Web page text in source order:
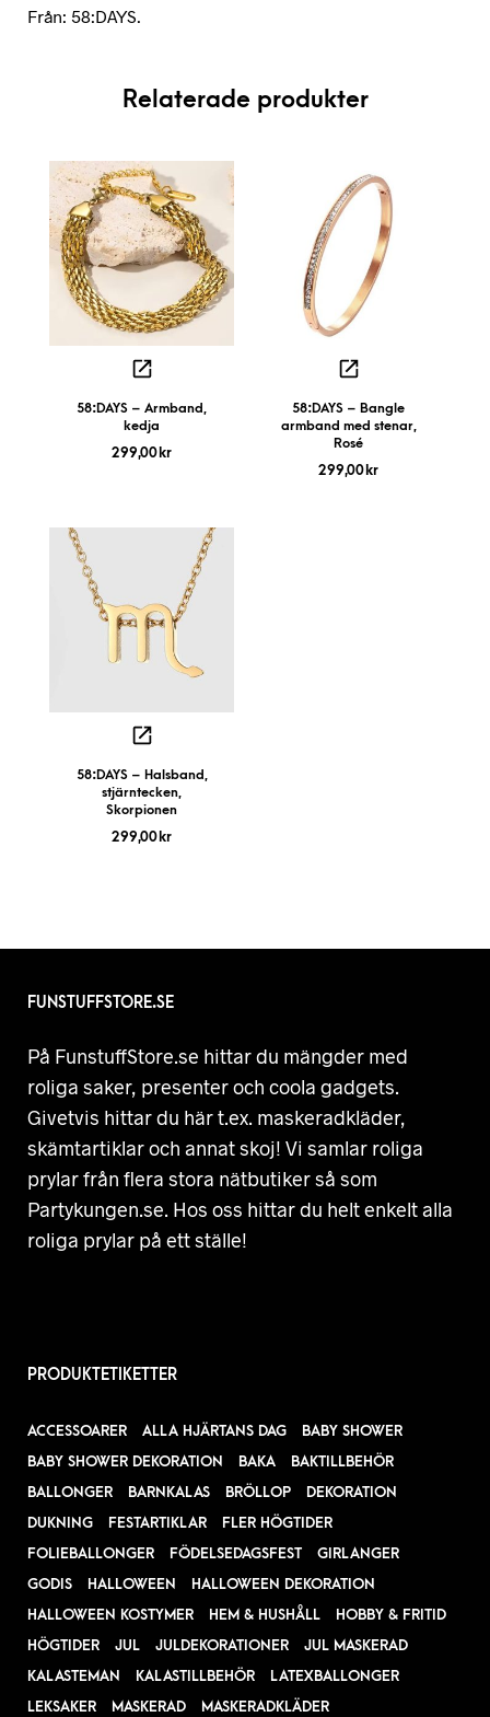
Från: 58:DAYS.
Relaterade produkter
58:DAYS – Armband,
kedja
299,00 kr
58:DAYS – Bangle
armband med stenar,
Rosé
299,00 kr
58:DAYS – Halsband,
stjärntecken,
Skorpionen
299,00 kr
FUNSTUFFSTORE.SE
På FunstuffStore.se hittar du mängder med
roliga saker, presenter och coola gadgets.
Givetvis hittar du här t.ex. maskeradkläder,
skämtartiklar och annat skoj! Vi samlar roliga
prylar från flera stora nätbutiker så som
Partykungen.se. Hos oss hittar du helt enkelt alla
roliga prylar på ett ställe!
PRODUKTETIKETTER
ACCESSOARER ALLA HJÄRTANS DAG
BABY SHOWER
BABY SHOWER DEKORATION
BAKA
BAKTILLBEHÖR
BALLONGER
BARNKALAS BRÖLLOP
DEKORATION
DUKNING
FESTARTIKLAR
FLER HÖGTIDER
FOLIEBALLONGER
FÖDELSEDAGSFEST
GIRLANGER
GODIS
HALLOWEEN
HALLOWEEN DEKORATION
HALLOWEEN KOSTYMER
HEM & HUSHÅLL
HOBBY & FRITID
HÖGTIDER
JUL JULDEKORATIONER
JUL MASKERAD
KALASTEMAN
KALASTILLBEHÖR
LATEXBALLONGER
LEKSAKER
MASKERAD MASKERADKLÄDER